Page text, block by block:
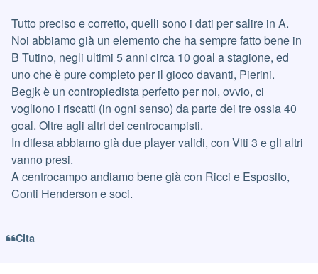
Tutto preciso e corretto, quelli sono i dati per salire in A.
Noi abbiamo già un elemento che ha sempre fatto bene in
B Tutino, negli ultimi 5 anni circa 10 goal a stagione, ed
uno che è pure completo per il gioco davanti, Pierini.
Begjk è un contropiedista perfetto per noi, ovvio, ci
vogliono i riscatti (in ogni senso) da parte dei tre ossia 40
goal. Oltre agli altri dei centrocampisti.
In difesa abbiamo già due player validi, con Viti 3 e gli altri
vanno presi.
A centrocampo andiamo bene già con Ricci e Esposito,
Conti Henderson e soci.
Cita